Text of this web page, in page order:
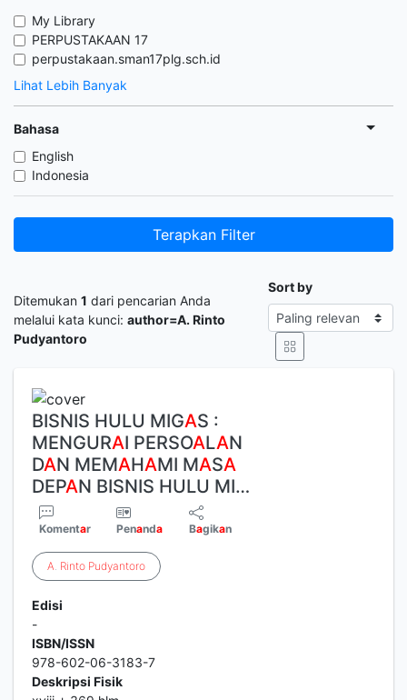
My Library
PERPUSTAKAAN 17
perpustakaan.sman17plg.sch.id
Lihat Lebih Banyak
Bahasa
English
Indonesia
Terapkan Filter
Ditemukan 1 dari pencarian Anda
melalui kata kunci: author=A. Rinto
Pudyantoro
Sort by
BISNIS HULU MIGAS :
MENGURAI PERSOALAN
DAN MEMAHAMI MASA
DEPAN BISNIS HULU MI…
Komentar Penanda Bagikan
A Rinto Pudyantoro
Edisi
-
ISBN/ISSN
978-602-06-3183-7
Deskripsi Fisik